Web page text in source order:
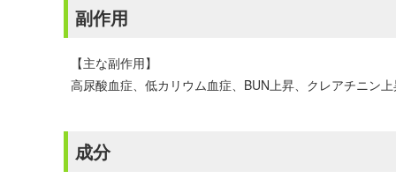
副作用
【主な副作用】
高尿酸血症、低カリウム血症、BUN上昇、クレアチニン
成分